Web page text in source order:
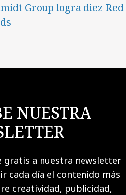
Group logra diez Red
NUESTRA
gratis a nuestra newsletter
cada día el contenido más
creatividad, publicidad,